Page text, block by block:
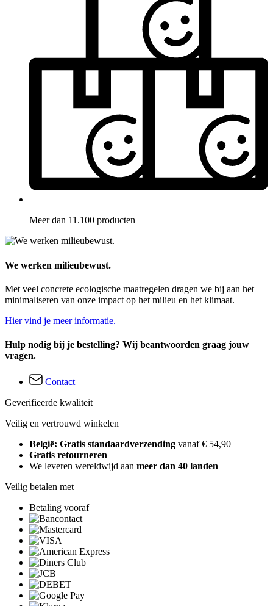
Meer dan 11.100 producten
We werken milieubewust.
Met veel concrete ecologische maatregelen dragen we bij aan het
minimaliseren van onze impact op het milieu en het klimaat.
Hier vind je meer informatie.
Hulp nodig bij je bestelling? Wij beantwoorden graag jouw
vragen.
Contact
Geverifieerde kwaliteit
Veilig en vertrouwd winkelen
België: Gratis standaardverzending vanaf € 54,90
Gratis retourneren
We leveren wereldwijd aan meer dan 40 landen
Veilig betalen met
Betaling vooraf